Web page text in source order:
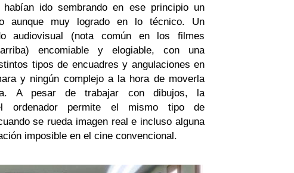
ido sembrando en ese principio un
aunque muy logrado en lo técnico. Un
audiovisual (nota común en los filmes
encomiable y elogiable, con una
tipos de encuadres y angulaciones en
y ningún complejo a la hora de moverla
A pesar de trabajar con dibujos, la
ordenador permite el mismo tipo de
se rueda imagen real e incluso alguna
imposible en el cine convencional.